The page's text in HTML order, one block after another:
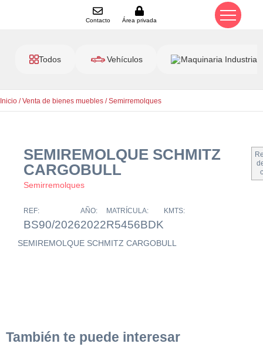
Contacto Área privada
Todos Vehículos Maquinaria Industrial
Inicio /Venta de bienes muebles /Semirremolques
SEMIREMOLQUE SCHMITZ
CARGOBULL
Semirremolques
REF:
BS90/2026
AÑO:
2022
MATRÍCULA:
R5456BDK
KMTS:
SEMIREMOLQUE SCHMITZ CARGOBULL
También te puede interesar